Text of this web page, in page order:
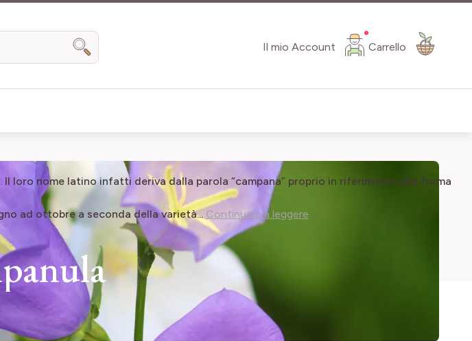
Il mio Account Carrello
Search
Il loro nome latinoinfatti deriva dalla parola “campana” proprio in riferimento alla forma
ad ottobrea seconda della varietà...Continuare a leggere...